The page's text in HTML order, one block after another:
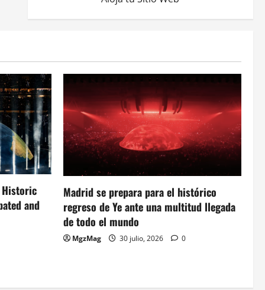
Historic
and
Madrid se prepara para el histórico
regreso de Ye ante una multitud llegada
de todo el mundo
MgzMag 30 julio, 2026 0